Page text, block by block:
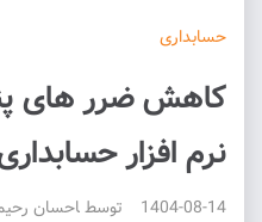
حسابداری
کاهش ضرر های
نرم افزار
1404-08-14 توسط احسان